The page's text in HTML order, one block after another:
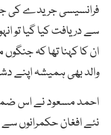
فرانسیسی جریدے کی
سے دریافت کیا گیا تو
ان کا کہنا تھا کہ
والد بھی ہمیشہ اپنے
احمد مسعود نے اس ضمن
نئے افغان حکمرانوں سے